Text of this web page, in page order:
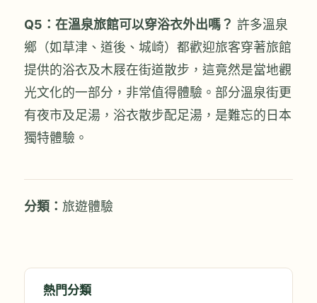
Q5：在溫泉旅館可以穿浴衣外出嗎？ 許多溫泉
鄉（如草津、道後、城崎）都歡迎旅客穿著旅館
提供的浴衣及木屐在街道散步，這竟然是當地觀
光文化的一部分，非常值得體驗。部分溫泉街更
有夜市及足湯，浴衣散步配足湯，是難忘的日本
獨特體驗。
分類： 旅遊體驗
熱門分類